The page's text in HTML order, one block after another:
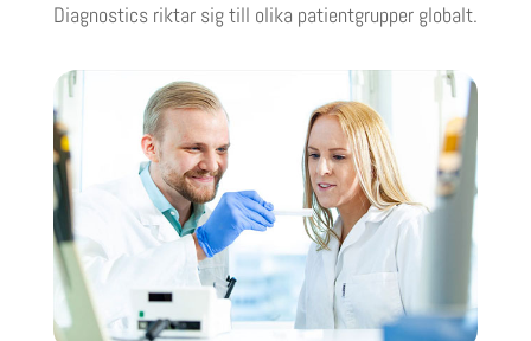
Diagnostics riktar sig till olika patientgrupper globalt.